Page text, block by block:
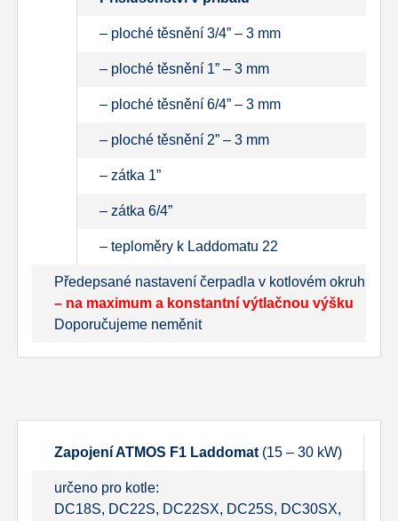
– ploché těsnění 3/4” – 3 mm
– ploché těsnění 1” – 3 mm
– ploché těsnění 6/4” – 3 mm
– ploché těsnění 2” – 3 mm
– zátka 1”
– zátka 6/4”
– teploměry k Laddomatu 22
Předepsané nastavení čerpadla v kotlovém okruhu
– na maximum a konstantní výtlačnou výšku
Doporučujeme neměnit
Zapojení ATMOS F1 Laddomat (15 – 30 kW)
určeno pro kotle:
DC18S, DC22S, DC22SX, DC25S, DC30SX,